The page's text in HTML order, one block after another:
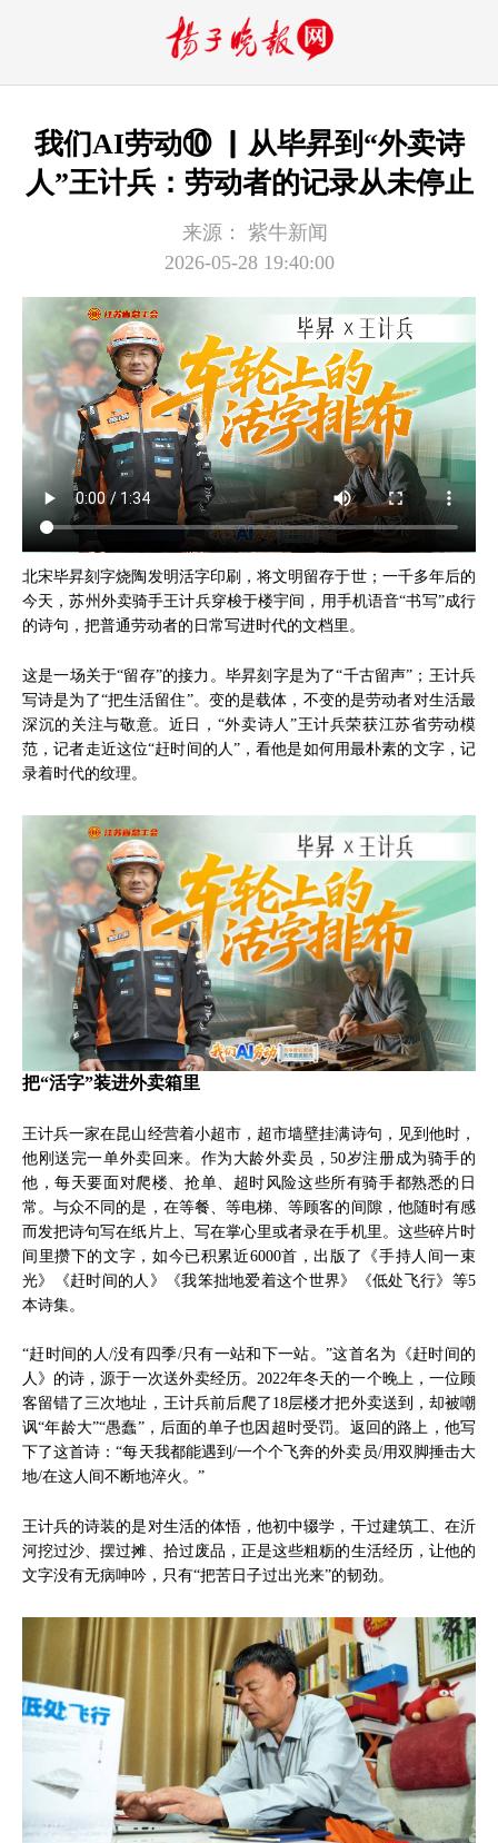
我们AI劳动⑩ ▏从毕昇到“外卖诗
人”王计兵：劳动者的记录从未停止
来源：
紫牛新闻
2026-05-28 19:40:00
北宋毕昇刻字烧陶发明活字印刷，将文明留存于世；一千多年后的
今天，苏州外卖骑手王计兵穿梭于楼宇间，用手机语音“书写”成行
的诗句，把普通劳动者的日常写进时代的文档里。
这是一场关于“留存”的接力。毕昇刻字是为了“千古留声”；王计兵
写诗是为了“把生活留住”。变的是载体，不变的是劳动者对生活最
深沉的关注与敬意。近日，“外卖诗人”王计兵荣获江苏省劳动模
范，记者走近这位“赶时间的人”，看他是如何用最朴素的文字，记
录着时代的纹理。
把“活字”装进外卖箱里
王计兵一家在昆山经营着小超市，超市墙壁挂满诗句，见到他时，
他刚送完一单外卖回来。作为大龄外卖员，50岁注册成为骑手的
他，每天要面对爬楼、抢单、超时风险这些所有骑手都熟悉的日
常。与众不同的是，在等餐、等电梯、等顾客的间隙，他随时有感
而发把诗句写在纸片上、写在掌心里或者录在手机里。这些碎片时
间里攒下的文字，如今已积累近6000首，出版了《手持人间一束
光》《赶时间的人》《我笨拙地爱着这个世界》《低处飞行》等5
本诗集。
“赶时间的人/没有四季/只有一站和下一站。”这首名为《赶时间的
人》的诗，源于一次送外卖经历。2022年冬天的一个晚上，一位顾
客留错了三次地址，王计兵前后爬了18层楼才把外卖送到，却被嘲
讽“年龄大”“愚蠢”，后面的单子也因超时受罚。返回的路上，他写
下了这首诗：“每天我都能遇到/一个个飞奔的外卖员/用双脚捶击大
地/在这人间不断地淬火。”
王计兵的诗装的是对生活的体悟，他初中辍学，干过建筑工、在沂
河挖过沙、摆过摊、拾过废品，正是这些粗粝的生活经历，让他的
文字没有无病呻吟，只有“把苦日子过出光来”的韧劲。